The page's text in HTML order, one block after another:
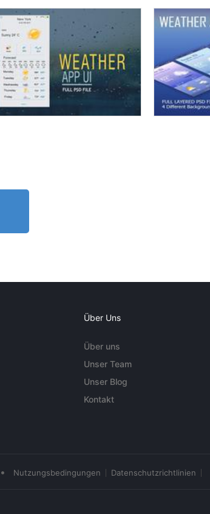
Über Uns
Über uns
Unser Team
Unser Blog
Kontakt
• Nutzungsbedingungen Datenschutzrichtlinien